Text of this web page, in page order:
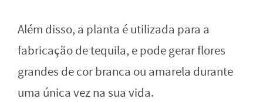
Além disso, a planta é utilizada para a
fabricação de tequila, e pode gerar flores
grandes de cor branca ou amarela durante
uma única vez na sua vida.